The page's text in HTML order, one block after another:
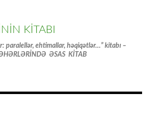
KİTABI
paralellər, ehtimallar, həqiqətlər…” kitabı –
ƏSAS KİTAB